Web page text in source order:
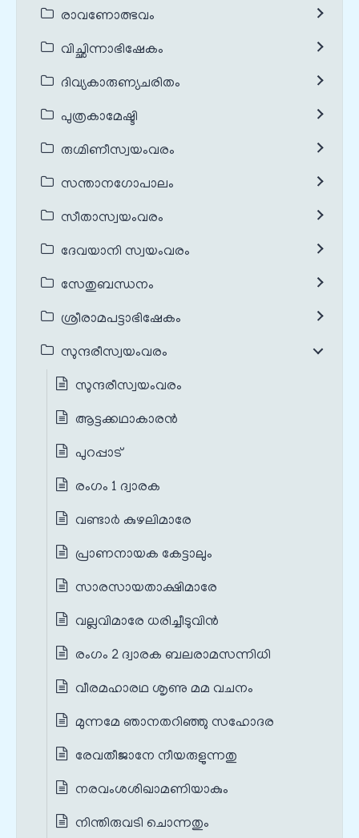
രാവണോത്ഭവം
വിച്ഛിന്നാഭിഷേകം
ദിവ്യകാരുണ്യചരിതം
പുത്രകാമേഷ്ടി
രുഗ്മിണീസ്വയംവരം
സന്താനഗോപാലം
സീതാസ്വയംവരം
ദേവയാനി സ്വയംവരം
സേതുബന്ധനം
ശ്രീരാമപട്ടാഭിഷേകം
സുന്ദരീസ്വയംവരം
സുന്ദരീസ്വയംവരം
ആട്ടക്കഥാകാരൻ
പുറപ്പാട്
രംഗം 1 ദ്വാരക
വണ്ടാർ കുഴലിമാരേ
പ്രാണനായക കേട്ടാലും
സാരസായതാക്ഷിമാരേ
വല്ലവിമാരേ ധരിച്ചീടുവിൻ
രംഗം 2 ദ്വാരക ബലരാമസന്നിധി
വീരമഹാരഥ ശൃണു മമ വചനം
മുന്നമേ ഞാനതറിഞ്ഞു സഹോദര
രേവതീജാനേ നീയരുളുന്നതു
നരവംശശിഖാമണിയാകും
നിന്തിരുവടി ചൊന്നതും